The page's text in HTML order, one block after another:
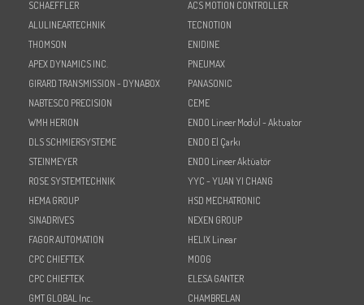
SCHAEFFLER
ALULINEARTECHNIK
THOMSON
APEX DYNAMICS INC.
GIRARD TRANSMISSION - DYNABOX
NABTESCO PRECISION
WMH HERION
DLS SCHMIERSYSTEME
STEINMEYER
ROSE SYSTEMTECHNIK
HEMA GROUP
SINADRIVES
FAGOR AUTOMATION
CPC CHIEFTEK
CPC CHIEFTEK
GMT GLOBAL Inc.
ACS MOTION CONTROLLER
TECNOTION
ENIDINE
PNEUMAX
PANASONIC
CEME
ENDO Lineer Modül - Aktuator
ENDO El Çarkı
ENDO Lineer Aktüatör
YYC - YUAN YI CHANG
HSD MECHATRONIC
NEXEN GROUP
HELIX Linear
MOOG
ELESA GANTER
CHAMBRELAN